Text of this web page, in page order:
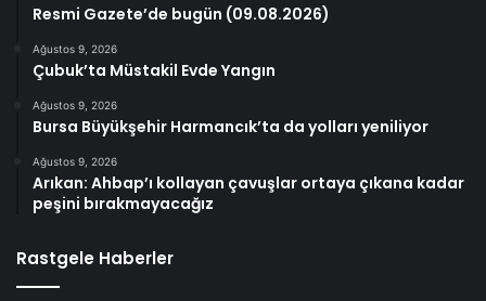
Resmi Gazete’de bugün (09.08.2026)
Ağustos 9, 2026
Çubuk’ta Müstakil Evde Yangın
Ağustos 9, 2026
Bursa Büyükşehir Harmancık’ta da yolları yeniliyor
Ağustos 9, 2026
Arıkan: Ahbap’ı kollayan çavuşlar ortaya çıkana kadar
peşini bırakmayacağız
Rastgele Haberler